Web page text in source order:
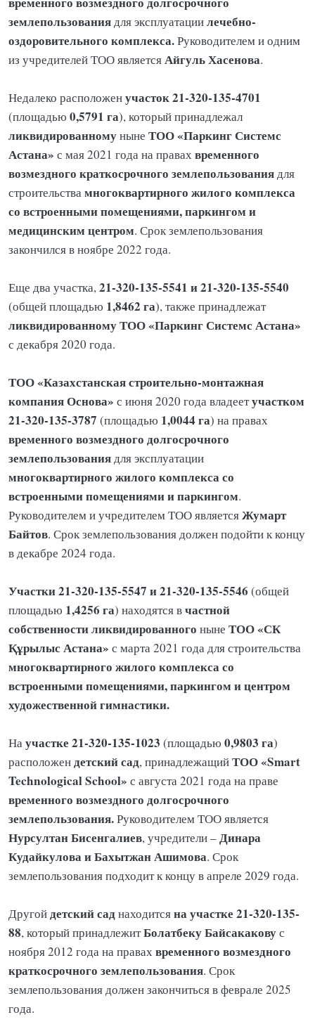
землепользования для эксплуатациилечебно-
оздоровительного комплекса.Руководителем и одним
из учредителей ТОО являетсяАйгуль Хасенова.
Недалеко расположенучасток 21-320-135-4701
(площадью 0,5791 га), который принадлежал
ликвидированномуныне ТОО «Паркинг Системс
Астана» с мая 2021 года на правах временного
возмездного краткосрочного землепользования для
строительства многоквартирного жилого комплекса
со встроенными помещениями, паркингом и
медицинским центром. Срок землепользования
закончился в ноябре 2022 года.
Еще два участка, 21-320-135-5541 и 21-320-135-5540
(общей площадью 1,8462 га), также принадлежат
ликвидированному ТОО «Паркинг Системс Астана»
с декабря 2020 года.
ТОО «Казахстанская строительно-монтажная
компания Основа» с июня 2020 года владеетучастком
21-320-135-3787 (площадью 1,0044 га) на правах
временного возмездного долгосрочного
землепользования для эксплуатации
многоквартирного жилого комплекса со
встроенными помещениями и паркингом.
Руководителем и учредителем ТОО являетсяЖумарт
Байтов. Срок землепользования должен подойти к концу
в декабре 2024 года.
Участки 21-320-135-5547 и 21-320-135-5546 (общей
площадью 1,4256 га) находятся вчастной
собственности ликвидированного ныне ТОО «СК
Құрылыс Астана» с марта 2021 года для строительства
многоквартирного жилого комплекса со
встроенными помещениями, паркингом и центром
художественной гимнастики.
На участке 21-320-135-1023 (площадью 0,9803 га)
расположендетский сад, принадлежащийТОО «Smart
Technological School» с августа 2021 года на праве
временного возмездного долгосрочного
землепользования.Руководителем ТОО является
Нурсултан Бисенгалиев, учредители –Динара
Кудайкулова и Бахытжан Ашимова. Срок
землепользования подходит к концу в апреле 2029 года.
Другойдетский саднаходитсяна участке 21-320-135-
88, который принадлежитБолатбеку Байсакаковус
ноября 2012 года на правах временного возмездного
краткосрочного землепользования. Срок
землепользования должен закончиться в феврале 2025
года.